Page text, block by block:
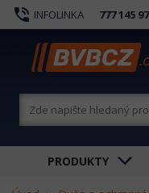
phone_in_talk INFOLINKA 777 145
PRODUKTY